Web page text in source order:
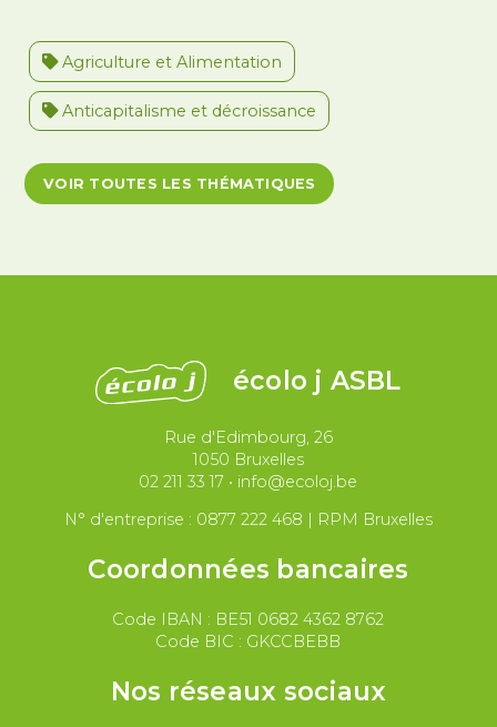
Agriculture et Alimentation
Anticapitalisme et décroissance
Antiracisme et décolonisation
Antivalidisme Climat et environnement
Justice et violences policières
Migrations et asile
Paix et droit international
VOIR TOUTES LES THÉMATIQUES
écolo j ASBL
Rue d'Edimbourg, 26
1050 Bruxelles
02 211 33 17 • info@ecoloj.be
N° d'entreprise : 0877 222 468 | RPM Bruxelles
Coordonnées bancaires
Code IBAN : BE51 0682 4362 8762
Code BIC : GKCCBEBB
Nos réseaux sociaux